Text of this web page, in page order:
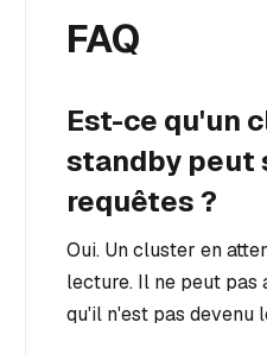
FAQ
Est-ce qu'un
standby peut
requêtes ?
Oui. Un cluster en
lecture. Il ne peut
qu'il n'est pas devenu